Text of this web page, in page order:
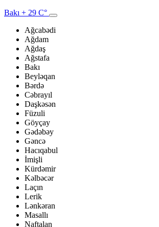
Bakı + 29 C°
Ağcabədi
Ağdam
Ağdaş
Ağstafa
Bakı
Beyləqan
Bərdə
Cəbrayıl
Daşkəsən
Füzuli
Göyçay
Gədəbəy
Gəncə
Hacıqabul
İmişli
Kürdəmir
Kəlbəcər
Laçın
Lerik
Lənkəran
Masallı
Naftalan